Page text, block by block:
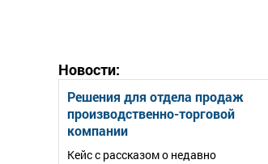
Новости:
Решения для отдела продаж
производственно-торговой
компании
Кейс с рассказом о недавно